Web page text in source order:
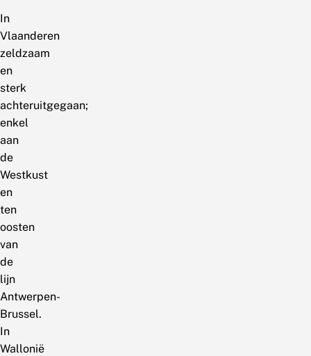
In
Vlaanderen
zeldzaam
en
sterk
achteruitgegaan;
enkel
aan
de
Westkust
en
ten
oosten
van
de
lijn
Antwerpen-
Brussel.
In
Wallonië